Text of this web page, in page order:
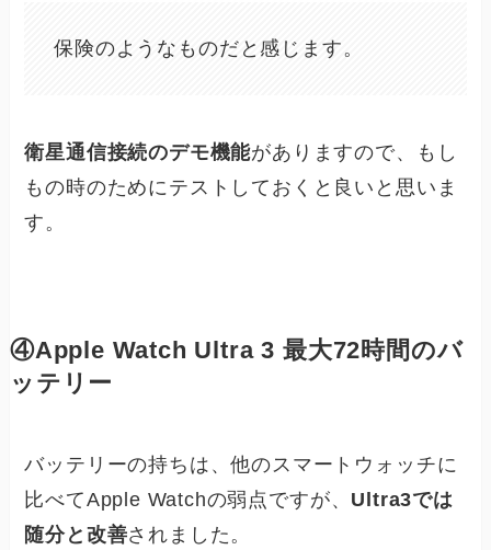
保険のようなものだと感じます。
衛星通信接続のデモ機能がありますので、もし
もの時のためにテストしておくと良いと思いま
す。
④Apple Watch Ultra 3 最大72時間のバ
ッテリー
バッテリーの持ちは、他のスマートウォッチに
比べてApple Watchの弱点ですが、 Ultra3では
随分と改善されました。